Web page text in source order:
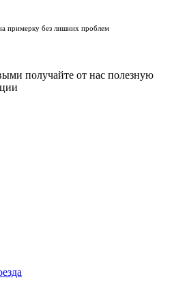
примерку без лишних проблем
получайте от нас полезную